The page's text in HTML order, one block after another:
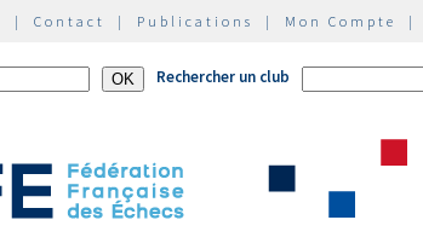
| Contact | Publications | Mon Compte |
Rechercher un club